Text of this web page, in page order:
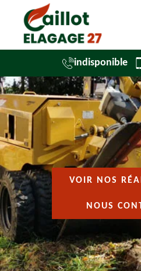
indisponible
VOIR NOS
NOUS